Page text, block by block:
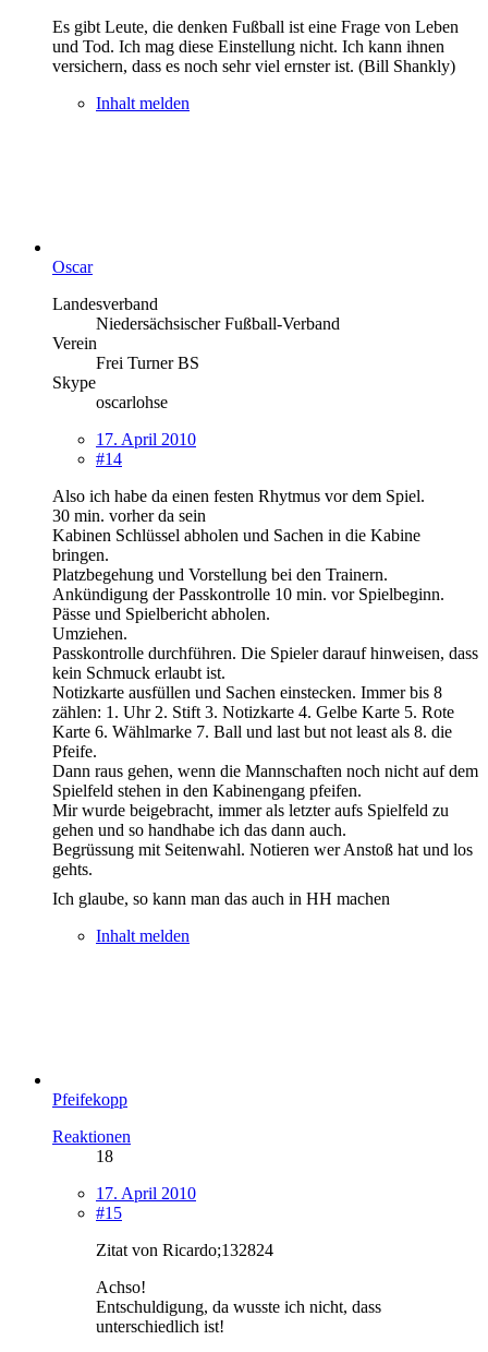
Es gibt Leute, die denken Fußball ist eine Frage von Leben
und Tod. Ich mag diese Einstellung nicht. Ich kann ihnen
versichern, dass es noch sehr viel ernster ist. (Bill Shankly)
Inhalt melden
Oscar
Landesverband
Niedersächsischer Fußball-Verband
Verein
Frei Turner BS
Skype
oscarlohse
17. April 2010
#14
Also ich habe da einen festen Rhytmus vor dem Spiel.
30 min. vorher da sein
Kabinen Schlüssel abholen und Sachen in die Kabine
bringen.
Platzbegehung und Vorstellung bei den Trainern.
Ankündigung der Passkontrolle 10 min. vor Spielbeginn.
Pässe und Spielbericht abholen.
Umziehen.
Passkontrolle durchführen. Die Spieler darauf hinweisen, dass
kein Schmuck erlaubt ist.
Notizkarte ausfüllen und Sachen einstecken. Immer bis 8
zählen: 1. Uhr 2. Stift 3. Notizkarte 4. Gelbe Karte 5. Rote
Karte 6. Wählmarke 7. Ball und last but not least als 8. die
Pfeife.
Dann raus gehen, wenn die Mannschaften noch nicht auf dem
Spielfeld stehen in den Kabinengang pfeifen.
Mir wurde beigebracht, immer als letzter aufs Spielfeld zu
gehen und so handhabe ich das dann auch.
Begrüssung mit Seitenwahl. Notieren wer Anstoß hat und los
gehts.
Ich glaube, so kann man das auch in HH machen
Inhalt melden
Pfeifekopp
Reaktionen
18
17. April 2010
#15
Zitat von Ricardo;132824
Achso!
Entschuldigung, da wusste ich nicht, dass
unterschiedlich ist!